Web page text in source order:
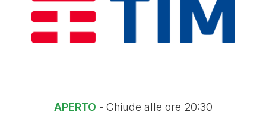
APERTO - Chiude alle ore 20:30